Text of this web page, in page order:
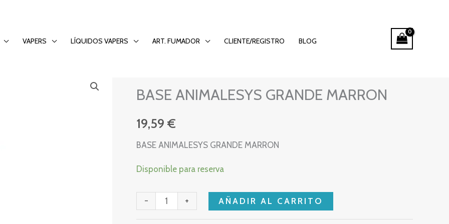
VAPERS LÍQUIDOS VAPERS ART. FUMADOR CLIENTE/REGISTRO BLOG
BASE ANIMALESYS GRANDE MARRON
19,59 €
BASE ANIMALESYS GRANDE MARRON
Disponible para reserva
-
ANIMALESYS
MARRON
+ AÑADIR AL CARRITO